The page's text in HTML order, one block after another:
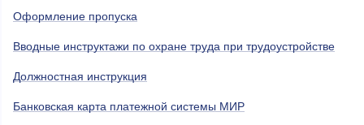
Оформление пропуска
Вводные инструктажи по охране труда при трудоустройстве
Должностная инструкция
Банковская карта платежной системы МИР